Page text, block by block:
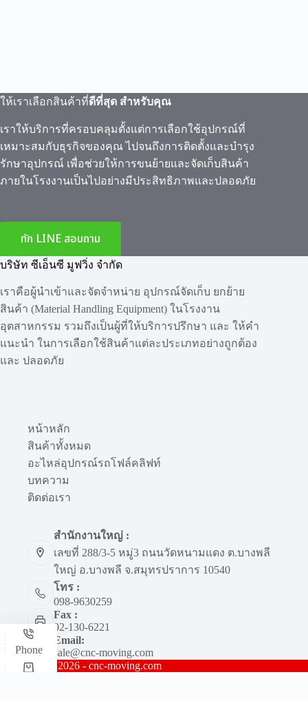
ให้เราเลือกสินค้าที่ดีที่สุด สำหรับคุณ
เราให้บริการที่ครอบคลุมตั้งแต่การเลือกใช้อุปกรณ์ที่
เหมาะสมกับธุรกิจของคุณ ไปจนถึงการติดตั้งและบำรุง
รักษาอุปกรณ์ เพื่อช่วยให้การขนย้ายและจัดเก็บสินค้า
ภายในโรงงานเป็นไปอย่างมีประสิทธิภาพและปลอดภัย
ทัก LINE สอบถาม
บริษัท ซีเอ็นซี มูฟวิ่ง จำกัด
เราคือผู้นำเข้าและจัดจำหน่าย อุปกรณ์จัดเก็บ ยกย้าย
สินค้า (Material Handling Equipment) ในโรงงาน
อุตสาหกรรม รวมถึงเป็นผู้ที่ให้บริการปรึกษา และ ให้คำ
แนะนำ ในการเลือกใช้สินค้าแต่ละประเภทอย่างถูกต้อง
และ ปลอดภัย
หน้าหลัก
สินค้าทั้งหมด
อะไหล่อุปกรณ์รถโฟล์คลิฟท์
บทความ
ติดต่อเรา
สำนักงานใหญ่ :
เลขที่ 288/3-5 หมู่3 ถนนวัดหนามแดง ต.บางพลี
ใหญ่ อ.บางพลี จ.สมุทรปราการ 10540
โทร :
098-9630259
Fax :
02-130-6221
Email:
sale@cnc-moving.com
Copyright © 2026 - cnc-moving.com
Phone